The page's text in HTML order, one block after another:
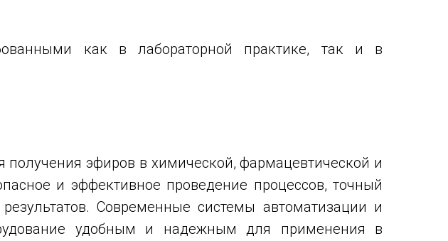
как в лабораторной практике, так и в
эфиров в химической, фармацевтической и
и эффективное проведение процессов, точный
Современные системы автоматизации и
удобным и надежным для применения в